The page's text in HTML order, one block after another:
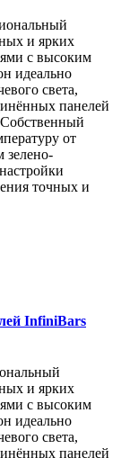
и ярких
с высоким
идеально
света,
панелей
от
зелено-
точных и
InfiniBars
и ярких
с высоким
идеально
света,
панелей